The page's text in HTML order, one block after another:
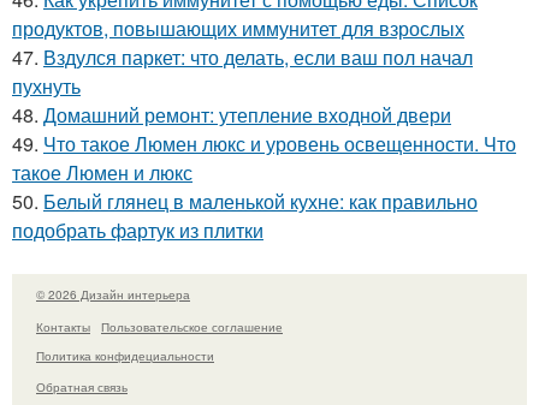
продуктов, повышающих иммунитет для взрослых
47. Вздулся паркет: что делать, если ваш пол начал
пухнуть
48. Домашний ремонт: утепление входной двери
49. Что такое Люмен люкс и уровень освещенности. Что
такое Люмен и люкс
50. Белый глянец в маленькой кухне: как правильно
подобрать фартук из плитки
© 2026 Дизайн интерьера
Контакты
Пользовательское соглашение
Политика конфидециальности
Обратная связь